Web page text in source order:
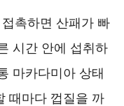
촉하면 산패가 빠
시간 안에 섭취하
마카다미아 상태
때마다 껍질을 까